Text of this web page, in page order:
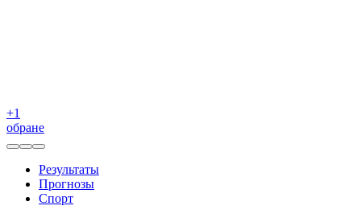
+1
обране
Результаты
Прогнозы
Спорт